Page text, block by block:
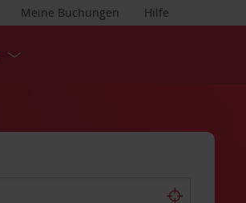
Hilfe
Meine Buchungen